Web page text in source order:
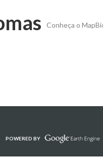
Conheça o
POWERED BY